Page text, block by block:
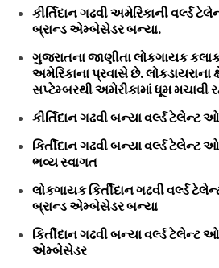
કીર્તિદાન ગઢવી અમેરિકાની વર્લ્ડ
બ્રાન્ડ એમ્બેસેડર બન્યા.
ગુજરાતના જાણીતા લોકગાયક
અમેરિકાના પ્રવાસે છે. લોકડાયરાના
સપ્ટેમ્બરથી અમેરીકામાં ધૂમ મચાવી
કીર્તિદાન ગઢવી બન્યા વર્લ્ડ
કિર્તીદાન ગઢવી બન્યા વર્લ્ડ
ભવ્ય સ્વાગત
લોકગાયક કિર્તીદાન ગઢવી વર્લ્ડ
બ્રાન્ડ એમ્બેસેડર બન્યા
કિર્તીદાન ગઢવી બન્યા વર્લ્ડ ટેલેન્ટ
એમ્બેસેડર